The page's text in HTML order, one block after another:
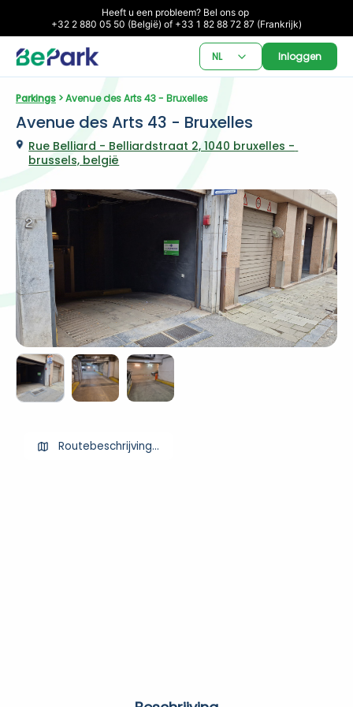
Heeft u een probleem? Bel ons op
+32 2 880 05 50 (België) of +33 1 82 88 72 87 (Frankrijk)
NL Inloggen
Parkings > Avenue des Arts 43 - Bruxelles
Avenue des Arts 43 - Bruxelles
Rue Belliard - Belliardstraat 2, 1040 bruxelles -
brussels, belgië
Routebeschrijving ophalen